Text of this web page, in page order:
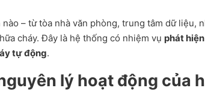
– từ tòa nhà văn phòng, trung tâm dữ liệu,
cháy. Đây là hệ thống có nhiệm vụ phát
tự động.
lý hoạt động của